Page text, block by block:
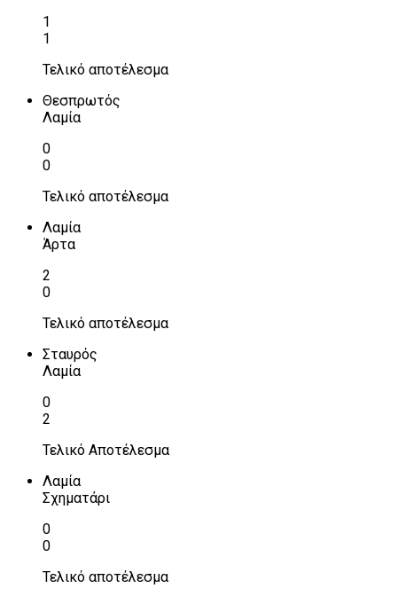
1
1
Τελικό αποτέλεσμα
Θεσπρωτός
Λαμία
0
0
Τελικό αποτέλεσμα
Λαμία
Άρτα
2
0
Τελικό αποτέλεσμα
Σταυρός
Λαμία
0
2
Τελικό Αποτέλεσμα
Λαμία
Σχηματάρι
0
0
Τελικό αποτέλεσμα